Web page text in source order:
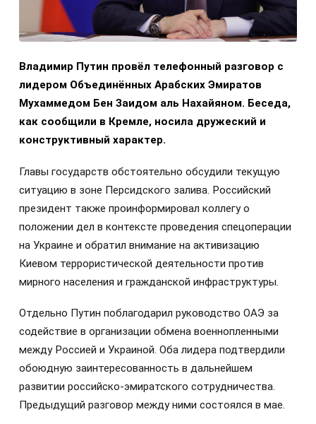
Владимир Путин провёл телефонный разговор с
лидером Объединённых Арабских Эмиратов
Мухаммедом Бен Заидом аль Нахайяном. Беседа,
как сообщили в Кремле, носила дружеский и
конструктивный характер.
Главы государств обстоятельно обсудили текущую
ситуацию в зоне Персидского залива. Российский
президент также проинформировал коллегу о
положении дел в контексте проведения спецоперации
на Украине и обратил внимание на активизацию
Киевом террористической деятельности против
мирного населения и гражданской инфраструктуры.
Отдельно Путин поблагодарил руководство ОАЭ за
содействие в организации обмена военнопленными
между Россией и Украиной. Оба лидера подтвердили
обоюдную заинтересованность в дальнейшем
развитии российско-эмиратского сотрудничества.
Предыдущий разговор между ними состоялся в мае.